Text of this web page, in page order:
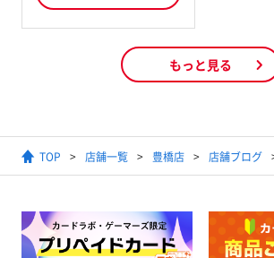
もっと見る
TOP 店舗一覧 豊橋店 店舗ブログ